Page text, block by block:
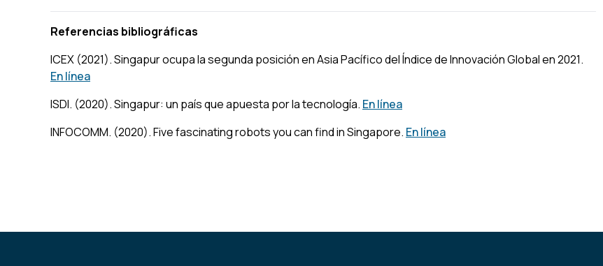
Referencias bibliográficas
ICEX (2021).Singapur ocupa la segunda posición en Asia Pacífico del Índice de Innovación Global en 2021.
En línea
ISDI. (2020).Singapur: un país que apuesta por la tecnología. En línea
INFOCOMM. (2020).Five fascinating robots you can find in Singapore. En línea